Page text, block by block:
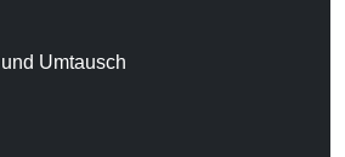
Umtausch